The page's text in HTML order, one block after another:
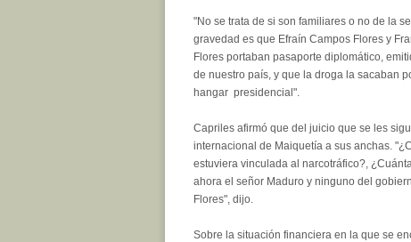
"No se trata de si son familiares o no de la
gravedad es que Efraín Campos Flores y
Flores portaban pasaporte diplomático,
de nuestro país, y que la droga la sacaban
hangar presidencial".
Capriles afirmó que del juicio que se les
internacional de Maiquetía a sus anchas.
estuviera vinculada al narcotráfico?,
ahora el señor Maduro y ninguno del
Flores", dijo.
Sobre la situación financiera en la que se